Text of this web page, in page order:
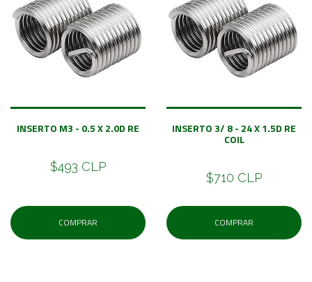
INSERTO M3 - 0.5 X 2.0D RE
$493 CLP
COMPRAR
INSERTO 3/ 8 - 24 X 1.5D RE
COIL
$710 CLP
COMPRAR